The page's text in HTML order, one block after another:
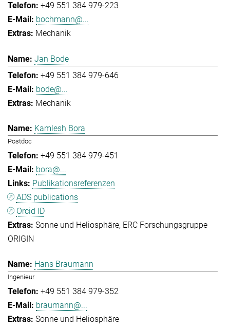
+49 551 384 979-223
bochmann@...
Mechanik
Jan Bode
+49 551 384 979-646
bode@...
Mechanik
Kamlesh Bora
Postdoc
+49 551 384 979-451
bora@...
Publikationsreferenzen
ADS publications
Orcid ID
Sonne und Heliosphäre ERC Forschungsgruppe
ORIGIN
Hans Braumann
Ingenieur
+49 551 384 979-352
braumann@...
Sonne und Heliosphäre